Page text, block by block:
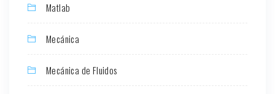
Matlab
Mecánica
Mecánica de Fluidos